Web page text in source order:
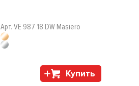
Арт. VE 987 18 DW Masiero
Купить